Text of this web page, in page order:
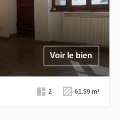
Voir le bien
2 61.59 m²